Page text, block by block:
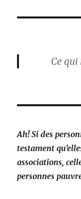
Ce qui
Ah! Si des
testament
associations,
personnes